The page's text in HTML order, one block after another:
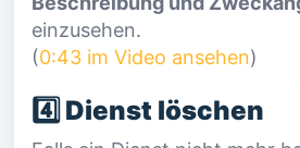
einzusehen.
(0:43 im Video ansehen)
4️⃣ Dienst löschen